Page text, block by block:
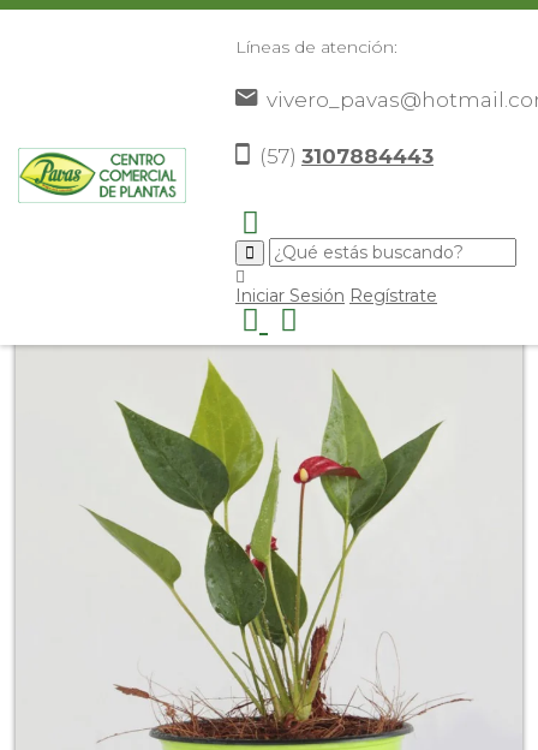
Líneas de atención:
(57) 3107884443
Iniciar Sesión Regístrate
Plantas> Plantas De Interior>Mini